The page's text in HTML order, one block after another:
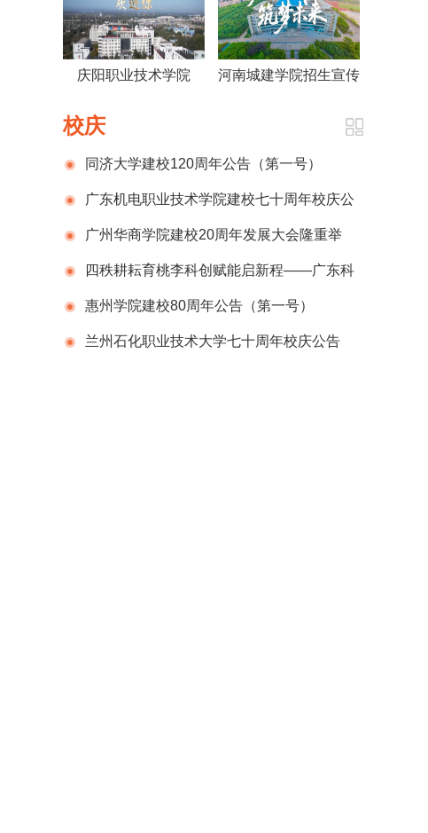
庆阳职业技术学院 河南城建学院招生宣传
校庆
同济大学建校120周年公告（第一号）
广东机电职业技术学院建校七十周年校庆公
告（第一号）
广州华商学院建校20周年发展大会隆重举
行 四秩耕耘育桃李科创赋能启新程——广东科
学技术职业学院（广东省科技干部学院）举办
建校40周年校庆系列活动
惠州学院建校80周年公告（第一号）
兰州石化职业技术大学七十周年校庆公告